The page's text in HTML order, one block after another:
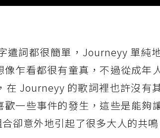
遣詞都很簡單，Journeyy 單純
乍看都很有童真，不過從成年
Journeyy 的歌詞裡也許沒有
一些事件的發生，這些是能夠
卻意外地引起了很多大人的共鳴